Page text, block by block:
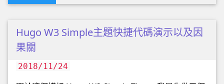
Hugo W3 Simple主題快捷代碼演示以及因
果關
2018/11/24